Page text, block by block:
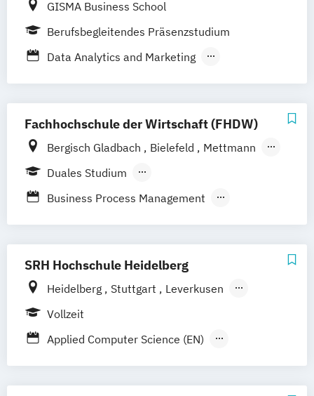
Information Technology and Business
Transformation in cooperation with SAP
Management Business Intelligence & Data
Science
GISMA Business School
Berufsbegleitendes Präsenzstudium
Data Analytics and Marketing
Fachhochschule der Wirtschaft (FHDW)
Bergisch Gladbach Bielefeld
Mettmann
Paderborn
Marburg
Duales Studium
Berufsbegleitendes Präsenzstudium
Business Process Management
Software Development and Management
Virtual Worlds
SRH Hochschule Heidelberg
Heidelberg Stuttgart
Leverkusen
Hamburg
Vollzeit
Applied Computer Science (EN)